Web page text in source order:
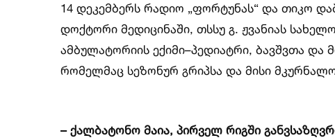
14 დეკემბერს რადიო „ფორტუნას“ და თიკო
დოქტორი მედიცინაში, თსსუ გ. ჟვანიას
ამბულატორიის ექიმი–პედიატრი, ბავშვთა
რომელმაც სეზონურ გრიპსა და მისი
– ქალბატონო მაია, პირველ რიგში